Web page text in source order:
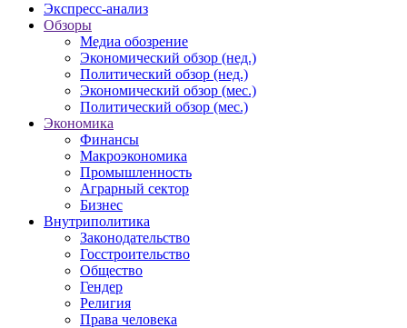
Экспресс-анализ
Обзоры
Медиа обозрение
Экономический обзор (нед.)
Политический обзор (нед.)
Экономический обзор (мес.)
Политический обзор (мес.)
Экономика
Финансы
Макроэкономика
Промышленность
Аграрный сектор
Бизнес
Внутриполитика
Законодательство
Госстроительство
Общество
Гендер
Религия
Права человека